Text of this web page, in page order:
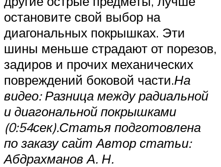
остановите свой выбор на
диагональных покрышках. Эти
шины меньше страдают от порезов,
задиров и прочих механических
повреждений боковой части.На
видео: Разница между радиальной
и диагональной покрышками
(0:54сек).Статья подготовлена
по заказу сайт Автор статьи:
Абдрахманов А. Н.